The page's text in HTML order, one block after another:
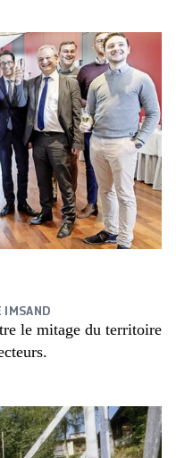
IMSAND
le mitage du territoire